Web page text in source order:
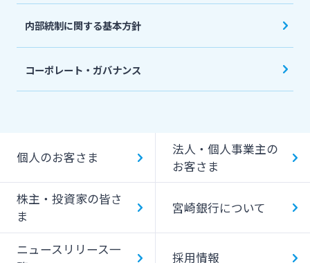
English
内部統制に関する基本方針
コーポレート・ガバナンス
個人のお客さま
法人・個人事業主の
お客さま
株主・投資家の皆さ
ま
宮崎銀行について
ニュースリリース一
採用情報